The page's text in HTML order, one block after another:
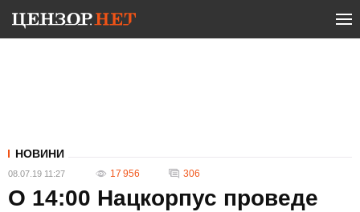
НОВИНИ
08.07.19 11:27 17 956 306
О 14:00 Нацкорпус проведе